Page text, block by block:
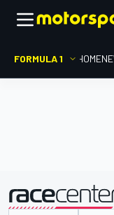
FORMULA 1 HOME